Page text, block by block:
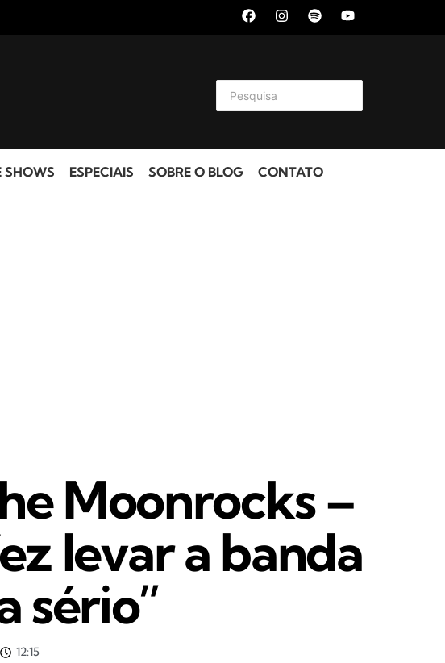
SHOWS ESPECIAIS SOBRE O BLOG CONTATO
Moonrocks –
levar a banda
sério”
12:15